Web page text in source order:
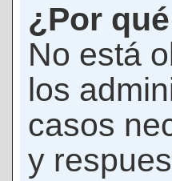
¿Por
No está
los
casos
y